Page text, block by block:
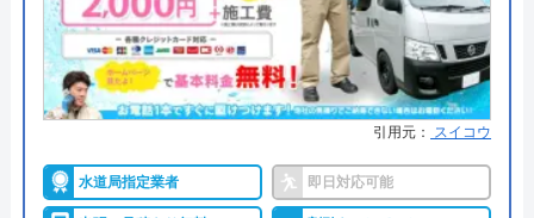
街角水道工事相談所がおすすめの理由
街角水道工事相談所は全国に対応しているトイレ修
理業者です。給水装置工事主任技術者の資格を保有
したスタッフが最短30分で駆けつけてくれ、しっか
りと修理を行なってくれます。
明瞭会計であるため、工事前の見積もり金額から増
引用元： スイコウ
水道局指定業者 即日対応可能